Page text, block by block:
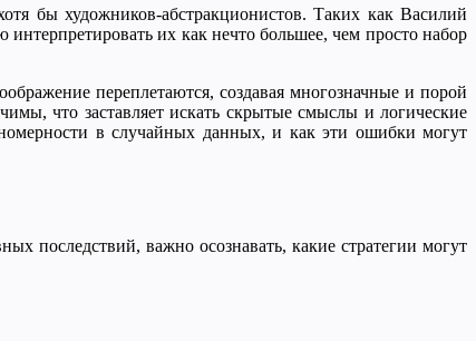
бы художников-абстракционистов. Таких как Василий
их как нечто большее, чем просто набор
переплетаются, создавая многозначные и порой
что заставляет искать скрытые смыслы и логические
в случайных данных, и как эти ошибки могут
последствий, важно осознавать, какие стратегии могут